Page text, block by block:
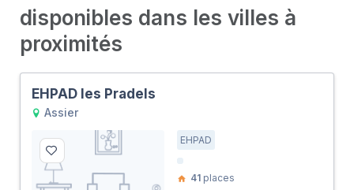
disponibles dans les villes à
proximités
EHPAD les Pradels
Assier
EHPAD
41 places